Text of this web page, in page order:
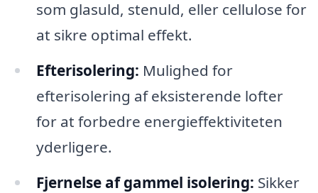
som glasuld, stenuld, eller cellulose for
at sikre optimal effekt.
Efterisolering: Mulighed for
efterisolering af eksisterende lofter
for at forbedre energieffektiviteten
yderligere.
Fjernelse af gammel isolering: Sikker